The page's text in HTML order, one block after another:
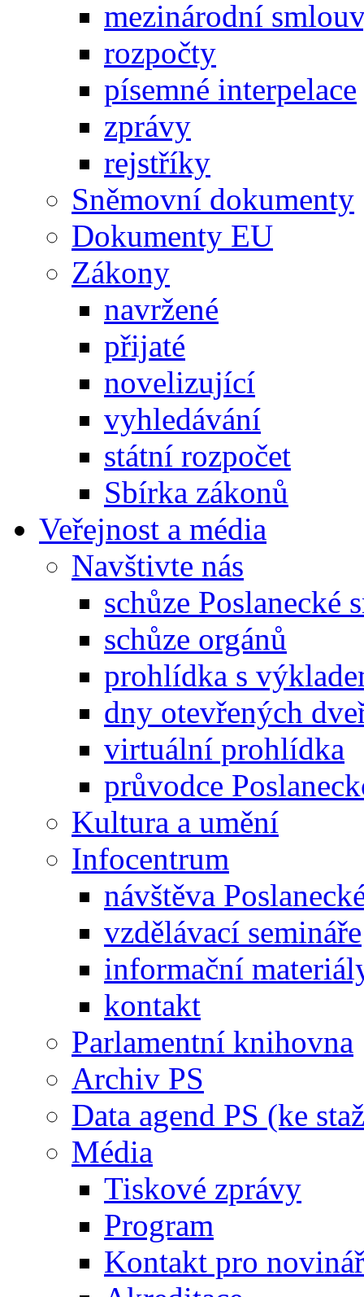
mezinárodní
rozpočty
písemné interpelace
zprávy
rejstříky
Sněmovní dokumenty
Dokumenty EU
Zákony
navržené
přijaté
novelizující
vyhledávání
státní rozpočet
Sbírka zákonů
Veřejnost a média
Navštivte nás
schůze Poslanecké
schůze orgánů
prohlídka s
dny otevřených
virtuální prohlídka
průvodce
Kultura a umění
Infocentrum
návštěva
vzdělávací semináře
informační
kontakt
Parlamentní knihovna
Archiv PS
Data agend PS (ke
Média
Tiskové zprávy
Program
Kontakt pro